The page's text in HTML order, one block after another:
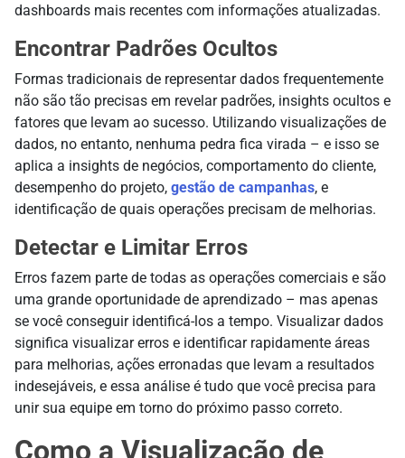
dashboards mais recentes com informações atualizadas.
Encontrar Padrões Ocultos
Formas tradicionais de representar dados frequentemente
não são tão precisas em revelar padrões, insights ocultos e
fatores que levam ao sucesso. Utilizando visualizações de
dados, no entanto, nenhuma pedra fica virada – e isso se
aplica a insights de negócios, comportamento do cliente,
desempenho do projeto, gestão de campanhas, e
identificação de quais operações precisam de melhorias.
Detectar e Limitar Erros
Erros fazem parte de todas as operações comerciais e são
uma grande oportunidade de aprendizado – mas apenas
se você conseguir identificá-los a tempo. Visualizar dados
significa visualizar erros e identificar rapidamente áreas
para melhorias, ações erronadas que levam a resultados
indesejáveis, e essa análise é tudo que você precisa para
unir sua equipe em torno do próximo passo correto.
Como a Visualização de